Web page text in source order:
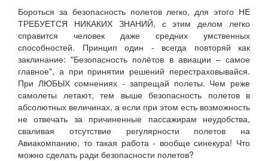
Бороться за безопасность полетов легко, для этого НЕ
ТРЕБУЕТСЯ НИКАКИХ ЗНАНИЙ, с этим делом легко
справится человек даже средних умственных
способностей. Принцип один - всегда повторяй как
заклинание: "Безопасность полётов в авиации – самое
главное", а при принятии решений перестраховывайся.
При ЛЮБЫХ сомнениях - запрещай полеты. Чем реже
самолеты летают, тем выше безопасность полетов в
абсолютных величинах, а если при этом есть возможность
не отвечать за причиненные пассажирам неудобства,
сваливая отсутствие регулярности полетов на
Авиакомпанию, то такая работа - вообще синекура! Что
можно сделать ради безопасности полетов?